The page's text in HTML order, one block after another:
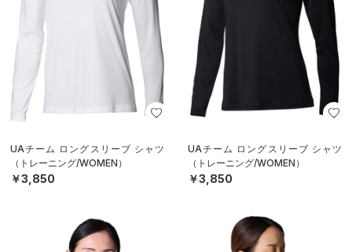
UAチーム ロングスリーブ シャツ
（トレーニング/WOMEN）
￥3,850
UAチーム ロングスリーブ シャツ
（トレーニング/WOMEN）
￥3,850